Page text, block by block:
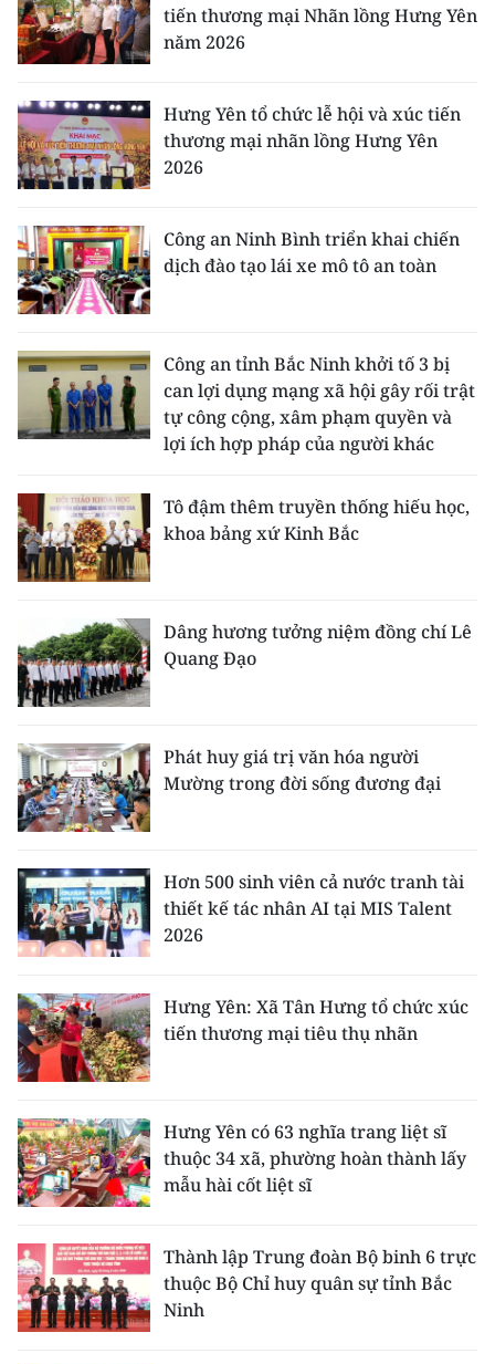
tiến thương mại Nhãn lồng Hưng Yên
năm 2026
Hưng Yên tổ chức lễ hội và xúc tiến
thương mại nhãn lồng Hưng Yên
2026
Công an Ninh Bình triển khai chiến
dịch đào tạo lái xe mô tô an toàn
Công an tỉnh Bắc Ninh khởi tố 3 bị
can lợi dụng mạng xã hội gây rối trật
tự công cộng, xâm phạm quyền và
lợi ích hợp pháp của người khác
Tô đậm thêm truyền thống hiếu học,
khoa bảng xứ Kinh Bắc
Dâng hương tưởng niệm đồng chí Lê
Quang Đạo
Phát huy giá trị văn hóa người
Mường trong đời sống đương đại
Hơn 500 sinh viên cả nước tranh tài
thiết kế tác nhân AI tại MIS Talent
2026
Hưng Yên: Xã Tân Hưng tổ chức xúc
tiến thương mại tiêu thụ nhãn
Hưng Yên có 63 nghĩa trang liệt sĩ
thuộc 34 xã, phường hoàn thành lấy
mẫu hài cốt liệt sĩ
Thành lập Trung đoàn Bộ binh 6 trực
thuộc Bộ Chỉ huy quân sự tỉnh Bắc
Ninh